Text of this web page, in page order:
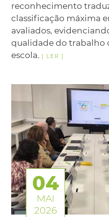
reconhecimento
classificação máxima
avaliados,
qualidade do trabalho
escola.
04
MAI
2026